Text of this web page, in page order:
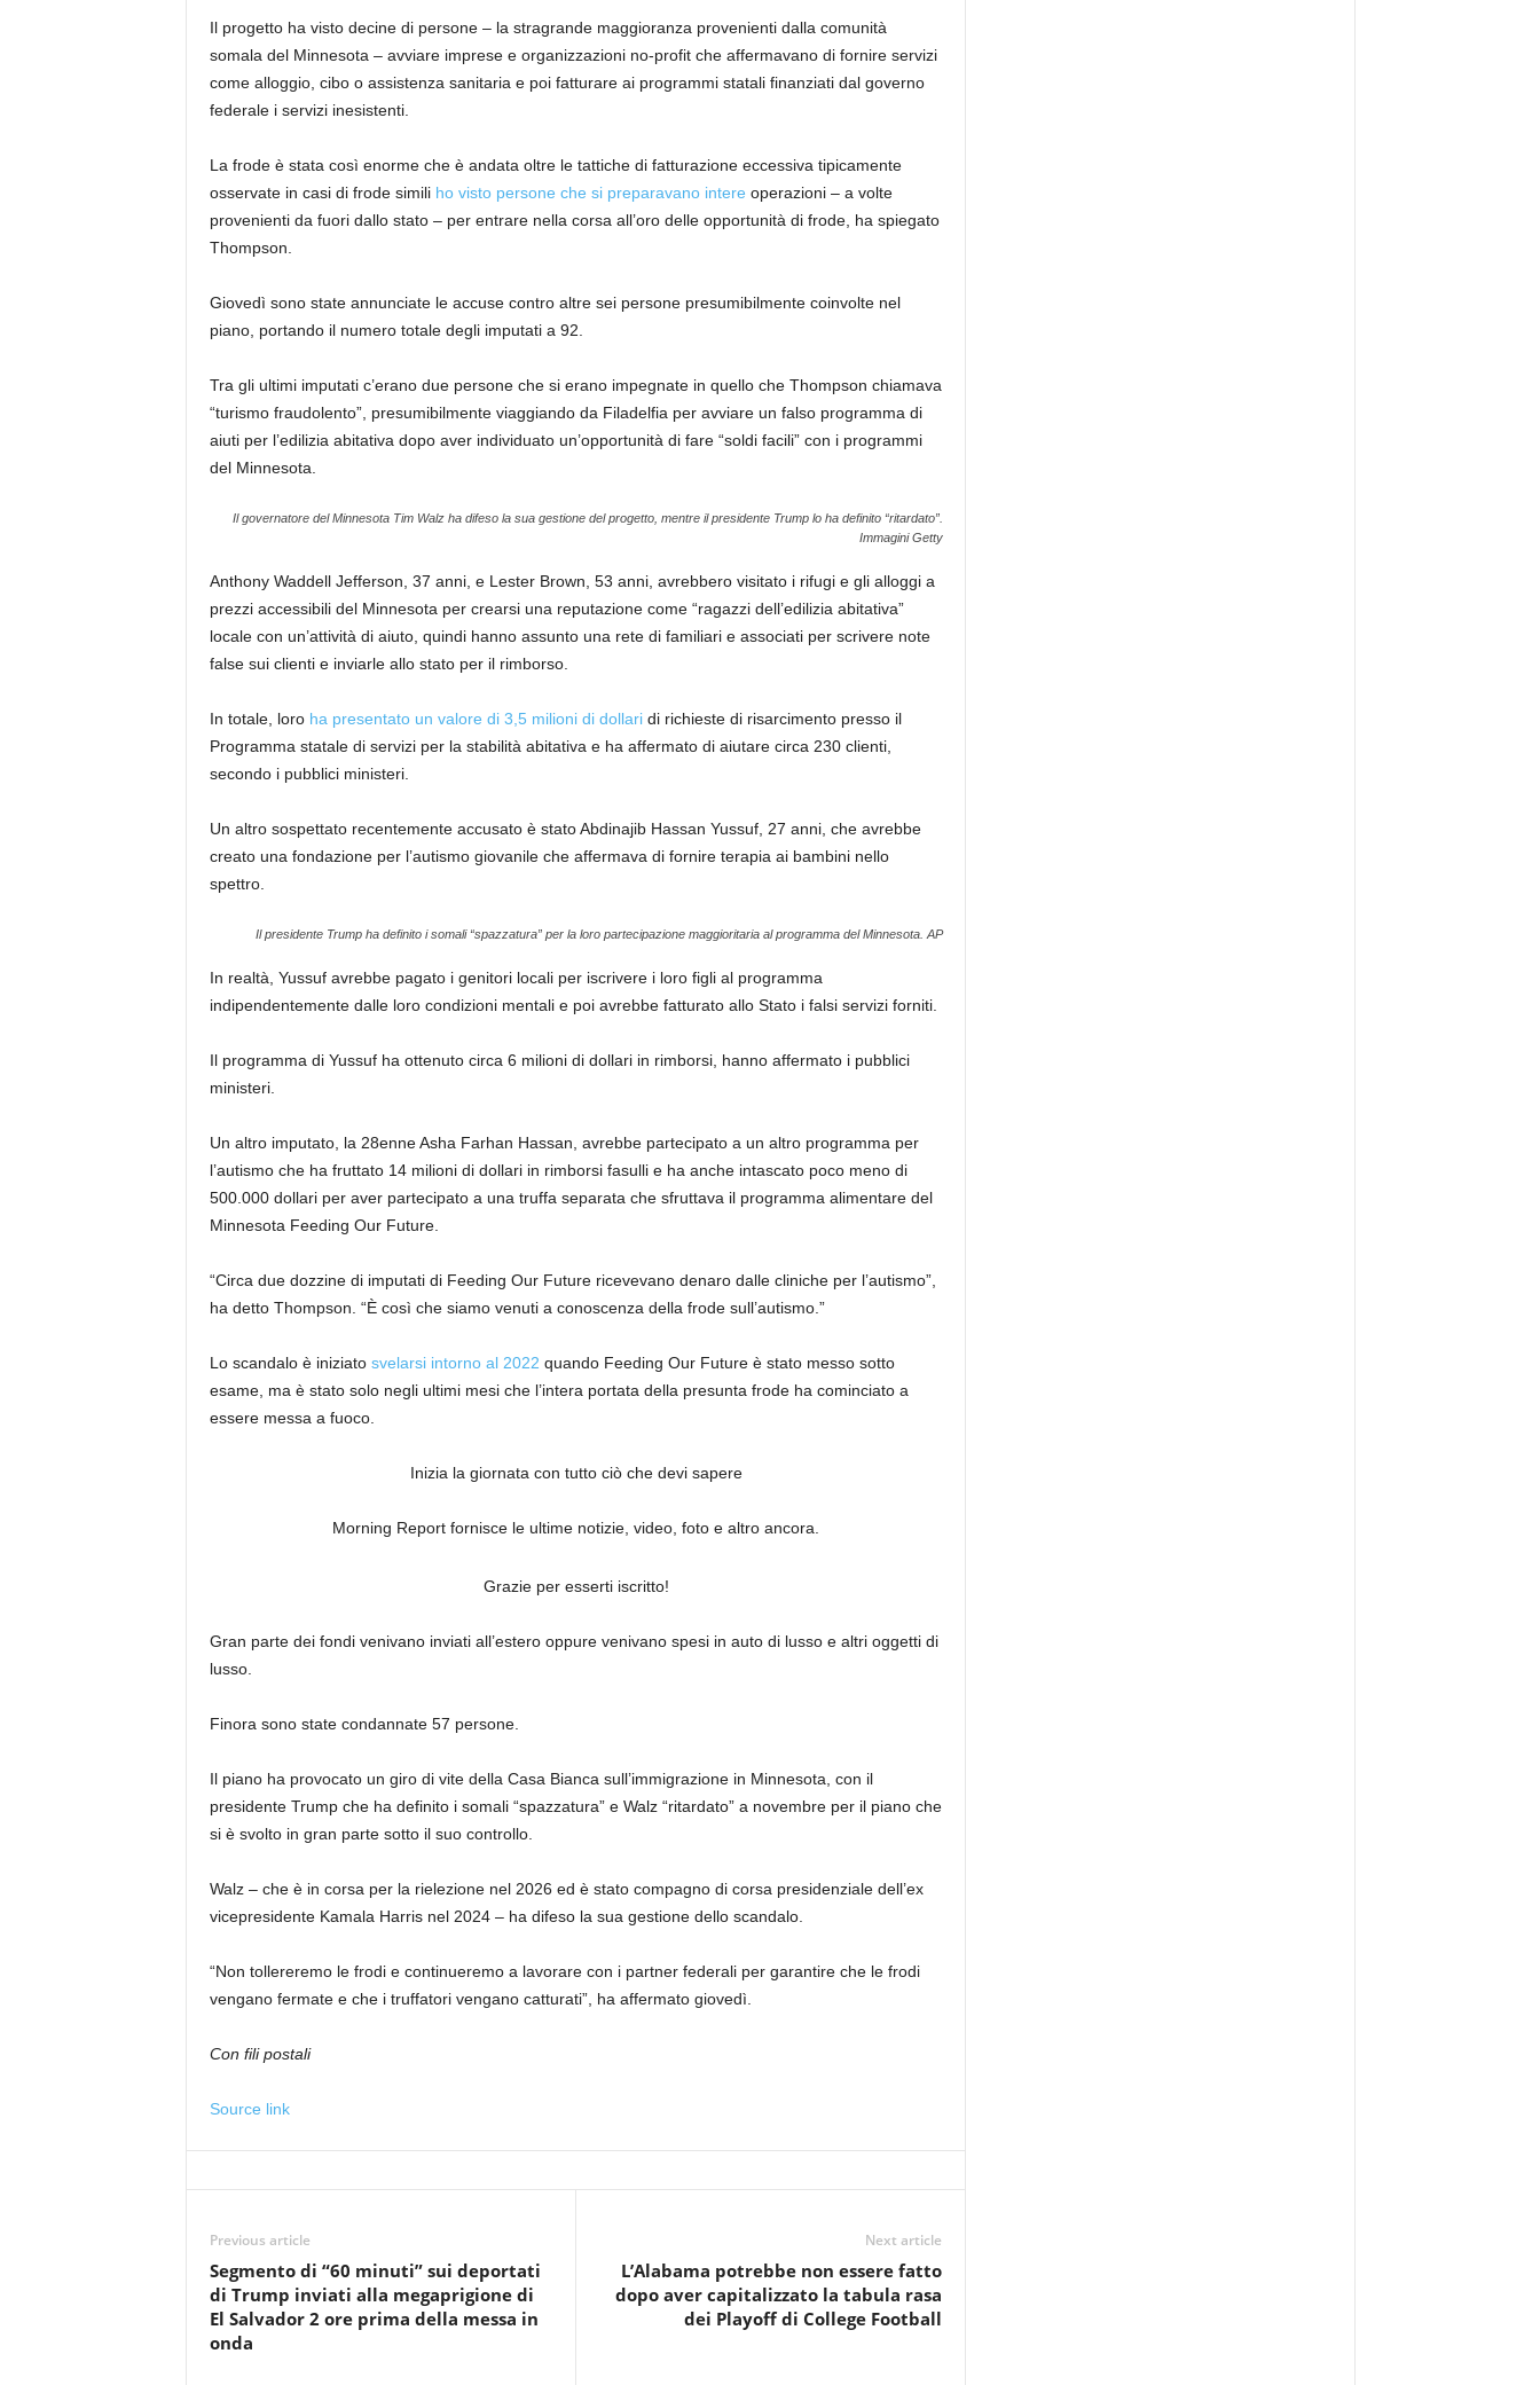
Il progetto ha visto decine di persone – la stragrande maggioranza provenienti dalla comunità
somala del Minnesota – avviare imprese e organizzazioni no-profit che affermavano di fornire servizi
come alloggio, cibo o assistenza sanitaria e poi fatturare ai programmi statali finanziati dal governo
federale i servizi inesistenti.
La frode è stata così enorme che è andata oltre le tattiche di fatturazione eccessiva tipicamente
osservate in casi di frode simili ho visto persone che si preparavano intere operazioni – a volte
provenienti da fuori dallo stato – per entrare nella corsa all’oro delle opportunità di frode, ha spiegato
Thompson.
Giovedì sono state annunciate le accuse contro altre sei persone presumibilmente coinvolte nel
piano, portando il numero totale degli imputati a 92.
Tra gli ultimi imputati c’erano due persone che si erano impegnate in quello che Thompson chiamava
“turismo fraudolento”, presumibilmente viaggiando da Filadelfia per avviare un falso programma di
aiuti per l’edilizia abitativa dopo aver individuato un’opportunità di fare “soldi facili” con i programmi
del Minnesota.
Il governatore del Minnesota Tim Walz ha difeso la sua gestione del progetto, mentre il presidente Trump lo ha definito “ritardato”.
Immagini Getty
Anthony Waddell Jefferson, 37 anni, e Lester Brown, 53 anni, avrebbero visitato i rifugi e gli alloggi a
prezzi accessibili del Minnesota per crearsi una reputazione come “ragazzi dell’edilizia abitativa”
locale con un’attività di aiuto, quindi hanno assunto una rete di familiari e associati per scrivere note
false sui clienti e inviarle allo stato per il rimborso.
In totale, loro ha presentato un valore di 3,5 milioni di dollaridi richieste di risarcimento presso il
Programma statale di servizi per la stabilità abitativa e ha affermato di aiutare circa 230 clienti,
secondo i pubblici ministeri.
Un altro sospettato recentemente accusato è stato Abdinajib Hassan Yussuf, 27 anni, che avrebbe
creato una fondazione per l’autismo giovanile che affermava di fornire terapia ai bambini nello
spettro.
Il presidente Trump ha definito i somali “spazzatura” per la loro partecipazione maggioritaria al programma del Minnesota. AP
In realtà, Yussuf avrebbe pagato i genitori locali per iscrivere i loro figli al programma
indipendentemente dalle loro condizioni mentali e poi avrebbe fatturato allo Stato i falsi servizi forniti.
Il programma di Yussuf ha ottenuto circa 6 milioni di dollari in rimborsi, hanno affermato i pubblici
ministeri.
Un altro imputato, la 28enne Asha Farhan Hassan, avrebbe partecipato a un altro programma per
l’autismo che ha fruttato 14 milioni di dollari in rimborsi fasulli e ha anche intascato poco meno di
500.000 dollari per aver partecipato a una truffa separata che sfruttava il programma alimentare del
Minnesota Feeding Our Future.
“Circa due dozzine di imputati di Feeding Our Future ricevevano denaro dalle cliniche per l’autismo”,
ha detto Thompson. “È così che siamo venuti a conoscenza della frode sull’autismo.”
Lo scandalo è iniziato svelarsi intorno al 2022 quando Feeding Our Future è stato messo sotto
esame, ma è stato solo negli ultimi mesi che l’intera portata della presunta frode ha cominciato a
essere messa a fuoco.
Inizia la giornata con tutto ciò che devi sapere
Morning Report fornisce le ultime notizie, video, foto e altro ancora.
Grazie per esserti iscritto!
Gran parte dei fondi venivano inviati all’estero oppure venivano spesi in auto di lusso e altri oggetti di
lusso.
Finora sono state condannate 57 persone.
Il piano ha provocato un giro di vite della Casa Bianca sull’immigrazione in Minnesota, con il
presidente Trump che ha definito i somali “spazzatura” e Walz “ritardato” a novembre per il piano che
si è svolto in gran parte sotto il suo controllo.
Walz – che è in corsa per la rielezione nel 2026 ed è stato compagno di corsa presidenziale dell’ex
vicepresidente Kamala Harris nel 2024 – ha difeso la sua gestione dello scandalo.
“Non tollereremo le frodi e continueremo a lavorare con i partner federali per garantire che le frodi
vengano fermate e che i truffatori vengano catturati”, ha affermato giovedì.
Con fili postali
Source link
Previous article
Segmento di “60 minuti” sui deportati
di Trump inviati alla megaprigione di
El Salvador 2 ore prima della messa in
onda
Next article
L’Alabama potrebbe non essere fatto
dopo aver capitalizzato la tabula rasa
dei Playoff di College Football